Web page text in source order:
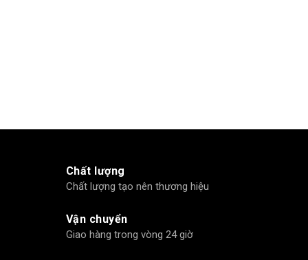
Chất lượng
Chất lượng tạo nên thương hiệu
Vận chuyển
Giao hàng trong vòng 24 giờ